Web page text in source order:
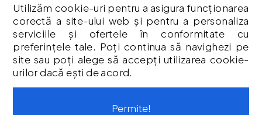
Utilizăm cookie-uri pentru a asigura funcționarea
corectă a site-ului web și pentru a personaliza
serviciile și ofertele în conformitate cu
preferințele tale. Poți continua să navighezi pe
site sau poți alege să accepți utilizarea cookie-
urilor dacă ești de acord.
Permite!
Istoric comenzi
Listă Favorite
Newsletter
Formular de retur
Formular de garanție
Vouchere cadou